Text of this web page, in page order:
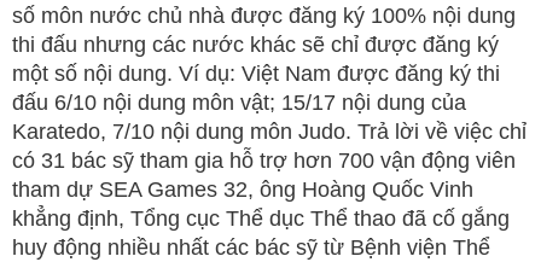
số môn nước chủ nhà được đăng ký 100% nội dung
thi đấu nhưng các nước khác sẽ chỉ được đăng ký
một số nội dung. Ví dụ: Việt Nam được đăng ký thi
đấu 6/10 nội dung môn vật; 15/17 nội dung của
Karatedo, 7/10 nội dung môn Judo. Trả lời về việc chỉ
có 31 bác sỹ tham gia hỗ trợ hơn 700 vận động viên
tham dự SEA Games 32, ông Hoàng Quốc Vinh
khẳng định, Tổng cục Thể dục Thể thao đã cố gắng
huy động nhiều nhất các bác sỹ từ Bệnh viện Thể